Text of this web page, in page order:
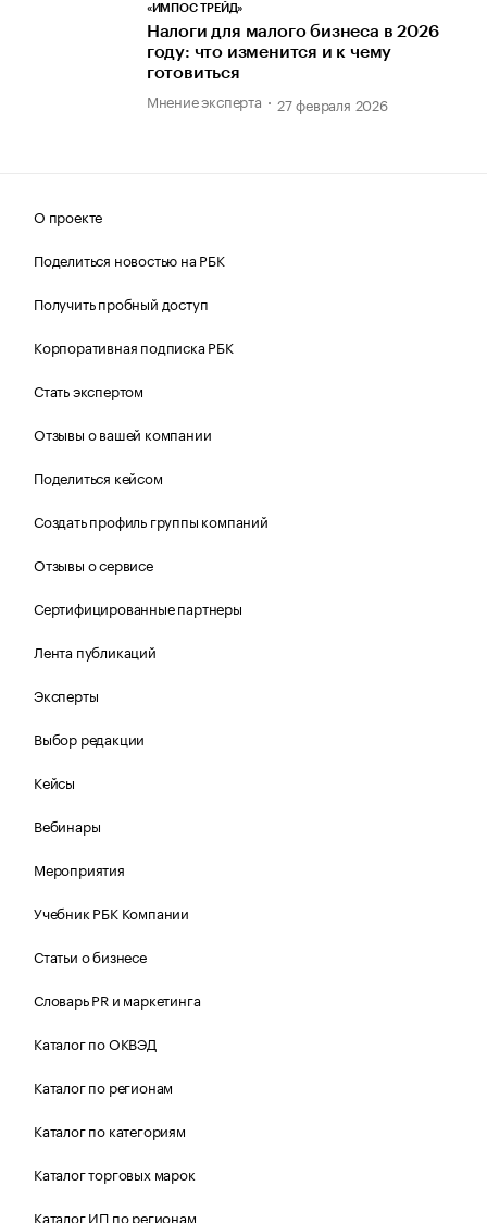
«ИМПОС ТРЕЙД»
Налоги для малого бизнеса в 2026
году: что изменится и к чему
готовиться
Мнение эксперта 27 февраля 2026
О проекте
Поделиться новостью на РБК
Получить пробный доступ
Корпоративная подписка РБК
Стать экспертом
Отзывы о вашей компании
Поделиться кейсом
Создать профиль группы компаний
Отзывы о сервисе
Сертифицированные партнеры
Лента публикаций
Эксперты
Выбор редакции
Кейсы
Вебинары
Мероприятия
Учебник РБК Компании
Статьи о бизнесе
Словарь PR и маркетинга
Каталог по ОКВЭД
Каталог по регионам
Каталог по категориям
Каталог торговых марок
Каталог ИП по регионам